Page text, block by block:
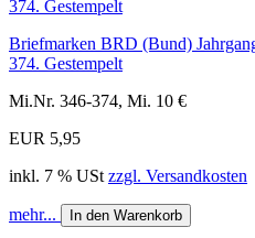
Briefmarken BRD (Bund)
374. Gestempelt
Mi.Nr. 346-374, Mi. 10 €
EUR 5,95
inkl. 7 % USt zzgl. Versandkosten
mehr... In den Warenkorb